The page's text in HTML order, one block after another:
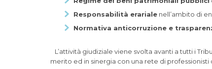
Responsabilità erarialenell’ambito di
Normativa anticorruzione e
L’attività giudiziale viene svolta avanti a tutti i
merito ed in sinergia con una rete di professionisti